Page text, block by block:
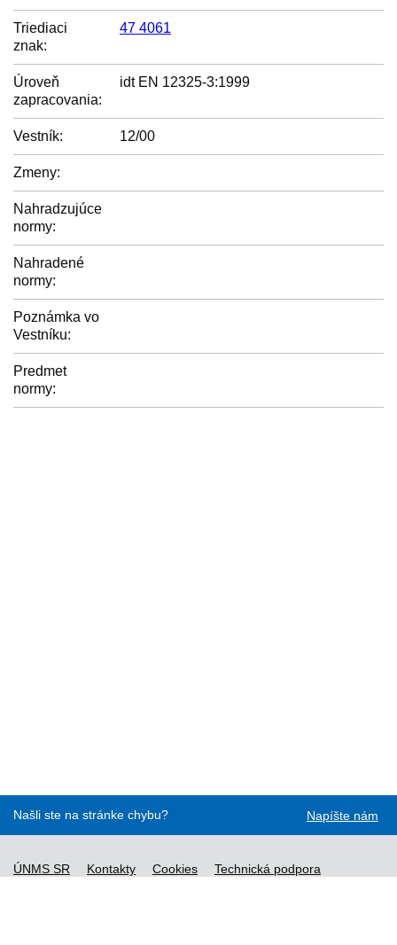
Triediaci
znak:
47 4061
Úroveň
zapracovania:
idt EN 12325-3:1999
Vestník: 12/00
Zmeny:
Nahradzujúce
normy:
Nahradené
normy:
Poznámka vo
Vestníku:
Predmet
normy:
Našli ste na stránke chybu? Napíšte nám
ÚNMS SR Kontakty Cookies
Technická podpora